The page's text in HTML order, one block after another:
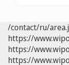
/contact/ru/
https://
https://
https://